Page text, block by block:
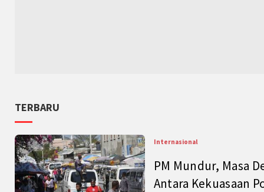
TERBARU
Internasional
PM Mundur, Masa
Antara Kekuasaan